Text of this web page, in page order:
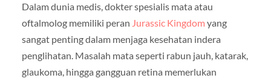
Dalam dunia medis, dokter spesialis mata atau
oftalmolog memiliki peran Jurassic Kingdom yang
sangat penting dalam menjaga kesehatan indera
penglihatan. Masalah mata seperti rabun jauh, katarak,
glaukoma, hingga gangguan retina memerlukan